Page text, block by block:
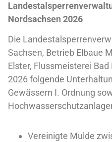
Nordsachsen 2026
Die
Sachsen, Betrieb Elbaue
Elster, Flussmeisterei
2026 folgende
Gewässern I. Ordnung
Vereinigte Mulde